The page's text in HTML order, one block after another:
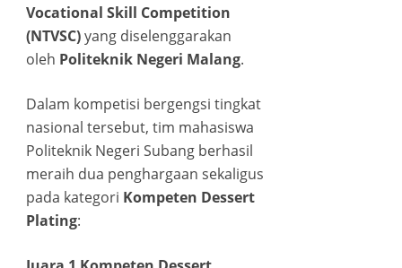
panel
panel
panel
panel
panel
Vocational Skill Competition
(NTVSC)yang diselenggarakan
oleh Politeknik Negeri Malang.
Dalam kompetisi bergengsi tingkat
nasional tersebut, tim mahasiswa
Politeknik Negeri Subang berhasil
meraih dua penghargaan sekaligus
pada kategori Kompeten Dessert
Plating: